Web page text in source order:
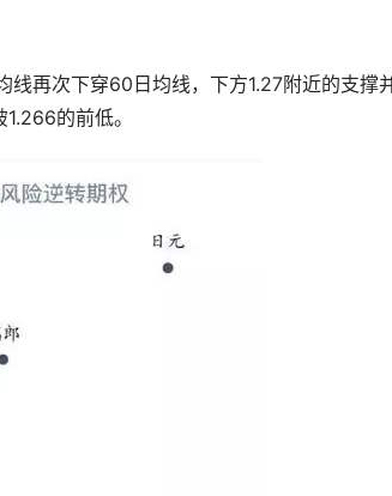
再次下穿60日均线，下方1.27附近的支撑
的前低。